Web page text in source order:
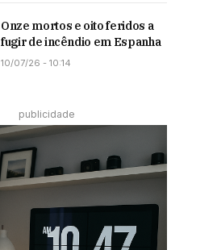
Onze mortos e oito feridos a
fugir de incêndio em Espanha
10/07/26 - 10:14
publicidade